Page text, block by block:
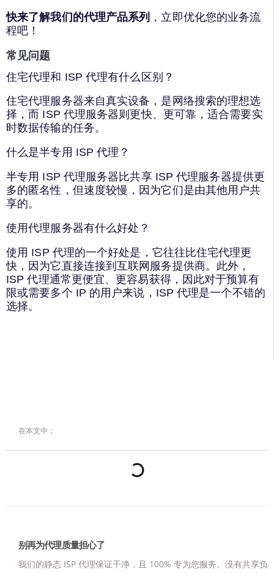
快来了解我们的代理产品系列 ，立即优化您的业务流
程吧！
常见问题
住宅代理和 ISP 代理有什么区别？
住宅代理服务器来自真实设备，是网络搜索的理想选
择，而 ISP 代理服务器则更快、更可靠，适合需要实
时数据传输的任务。
什么是半专用 ISP 代理？
半专用 ISP 代理服务器比共享 ISP 代理服务器提供更
多的匿名性，但速度较慢，因为它们是由其他用户共
享的。
使用代理服务器有什么好处？
使用 ISP 代理的一个好处是，它往往比住宅代理更
快，因为它直接连接到互联网服务提供商。此外，
ISP 代理通常更便宜、更容易获得，因此对于预算有
限或需要多个 IP 的用户来说，ISP 代理是一个不错的
选择。
在本文中：
别再为代理质量担心了
我们的静态 ISP 代理保证干净，且 100% 专为您服务。 没有共享负